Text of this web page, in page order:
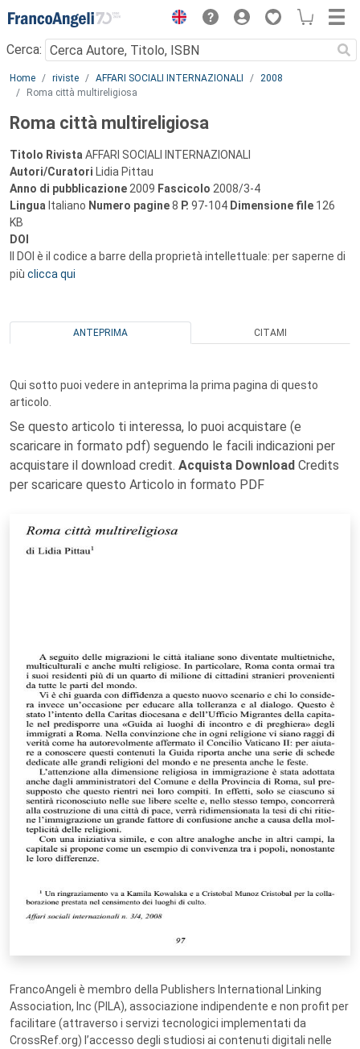
Menu
Cerca:
Main content
Home riviste AFFARI SOCIALI INTERNAZIONALI
2008
Roma città multireligiosa
Roma città multireligiosa
Titolo Rivista AFFARI SOCIALI INTERNAZIONALI
Autori/Curatori Lidia Pittau
Anno di pubblicazione 2009 Fascicolo 2008/3-4
Lingua Italiano Numero pagine8 P. 97-104 Dimensione file 126
KB
DOI
Il DOI è il codice a barre della proprietà intellettuale: per saperne di
più clicca qui
ANTEPRIMA CITAMI
Qui sotto puoi vedere in anteprima la prima pagina di questo
articolo.
Se questo articolo ti interessa, lo puoi acquistare (e
scaricare in formato pdf) seguendo le facili indicazioni per
acquistare il download credit. Acquista Download Credits
per scaricare questo Articolo in formato PDF
FrancoAngeli è membro della Publishers International Linking
Association, Inc (PILA), associazione indipendente e non profit per
facilitare (attraverso i servizi tecnologici implementati da
CrossRef.org) l’accesso degli studiosi ai contenuti digitali nelle